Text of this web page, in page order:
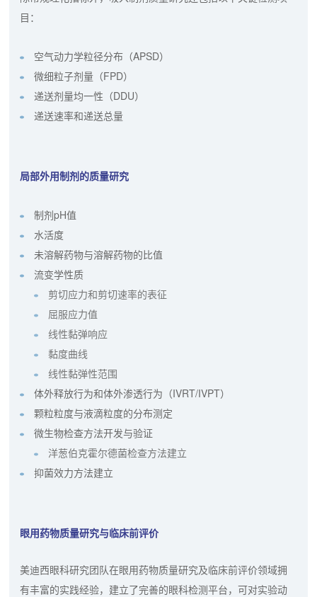
目：
空气动力学粒径分布（APSD）
微细粒子剂量（FPD）
递送剂量均一性（DDU）
递送速率和递送总量
局部外用制剂的质量研究
制剂pH值
水活度
未溶解药物与溶解药物的比值
流变学性质
剪切应力和剪切速率的表征
屈服应力值
线性黏弹响应
黏度曲线
线性黏弹性范围
体外释放行为和体外渗透行为（IVRT/IVPT）
颗粒粒度与液滴粒度的分布测定
微生物检查方法开发与验证
洋葱伯克霍尔德菌检查方法建立
抑菌效力方法建立
眼用药物质量研究与临床前评价
美迪西眼科研究团队在眼用药物质量研究及临床前评价领域拥
有丰富的实践经验，建立了完善的眼科检测平台，可对实验动